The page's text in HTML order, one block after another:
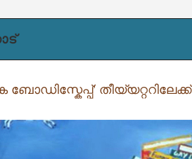
തീയ്യറ്ററിലേക്ക്